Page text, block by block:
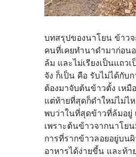
บทสรุปของนาโยน ข้าวจ
คนที่เคยทำนาดำมาก่อน
ล้ม และไม่เรียงเป็นแถว
จัง ก็เป็น คือ รับไม่ได้กับ
ต้องมาจับต้นข้าวตั้ง เห
แต่ท้ายที่สุดก็ดำใหม่ไม่ไ
พบว่าในที่สุดข้าวที่ล้มอยู่
เพราะต้นข้าวจากนาโย
การที่รากข้าวลอยอยู่บน
อาหารได้ง่ายขี้น และท้า